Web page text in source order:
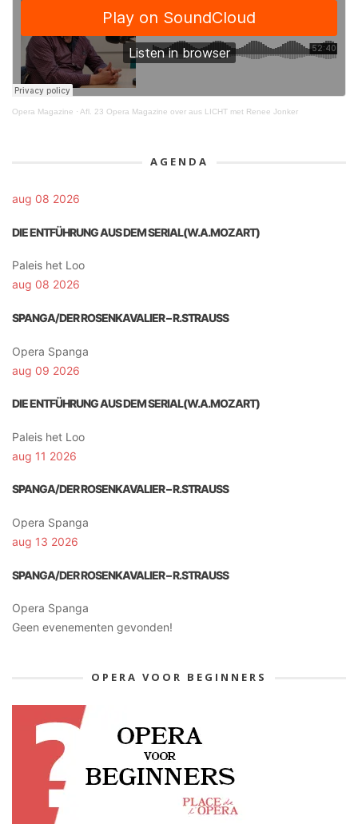
Opera Magazine · Afl. 23 Opera Magazine over aus LICHT met Renee Jonker
AGENDA
aug 08 2026
DIE ENTFÜHRUNG AUS DEM SERIAL(W.A.MOZART)
Paleis het Loo
aug 08 2026
SPANGA/DER ROSENKAVALIER – R.STRAUSS
Opera Spanga
aug 09 2026
DIE ENTFÜHRUNG AUS DEM SERIAL(W.A.MOZART)
Paleis het Loo
aug 11 2026
SPANGA/DER ROSENKAVALIER – R.STRAUSS
Opera Spanga
aug 13 2026
SPANGA/DER ROSENKAVALIER – R.STRAUSS
Opera Spanga
Geen evenementen gevonden!
OPERA VOOR BEGINNERS